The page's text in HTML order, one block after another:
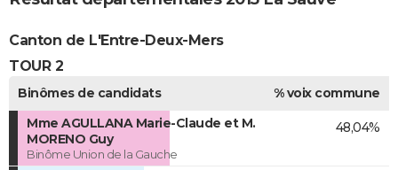
Canton de L'Entre-Deux-Mers
TOUR 2
Binômes de candidats
% voix commune
Mme AGULLANA Marie-Claude et M.
MORENO Guy
Binôme Union de la Gauche
48,04%